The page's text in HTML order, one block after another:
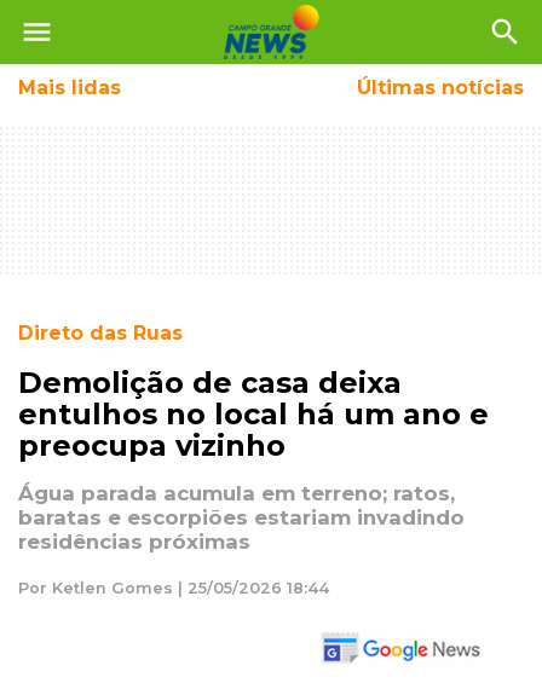
menu search
Mais lidas Últimas notícias
Direto das Ruas
Demolição de casa deixa
entulhos no local há um ano e
preocupa vizinho
Água parada acumula em terreno; ratos,
baratas e escorpiões estariam invadindo
residências próximas
Por Ketlen Gomes | 25/05/2026 18:44